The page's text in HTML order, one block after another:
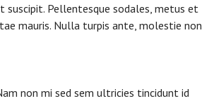
suscipit. Pellentesque sodales, metus et
mauris. Nulla turpis ante, molestie non
non mi sed sem ultricies tincidunt id